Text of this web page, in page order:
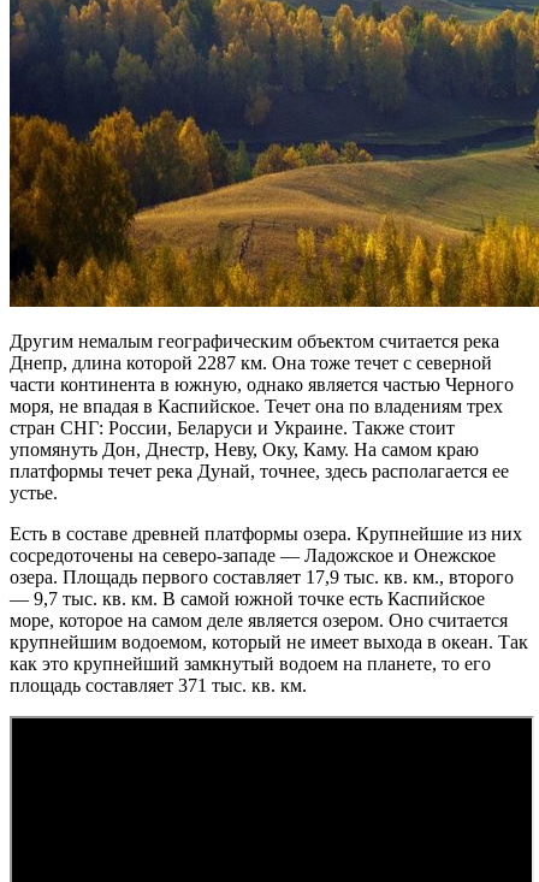
Другим немалым географическим объектом считается река
Днепр, длина которой 2287 км. Она тоже течет с северной
части континента в южную, однако является частью Черного
моря, не впадая в Каспийское. Течет она по владениям трех
стран СНГ: России, Беларуси и Украине. Также стоит
упомянуть Дон, Днестр, Неву, Оку, Каму. На самом краю
платформы течет река Дунай, точнее, здесь располагается ее
устье.
Есть в составе древней платформы озера. Крупнейшие из них
сосредоточены на северо-западе — Ладожское и Онежское
озера. Площадь первого составляет 17,9 тыс. кв. км., второго
— 9,7 тыс. кв. км. В самой южной точке есть Каспийское
море, которое на самом деле является озером. Оно считается
крупнейшим водоемом, который не имеет выхода в океан. Так
как это крупнейший замкнутый водоем на планете, то его
площадь составляет 371 тыс. кв. км.